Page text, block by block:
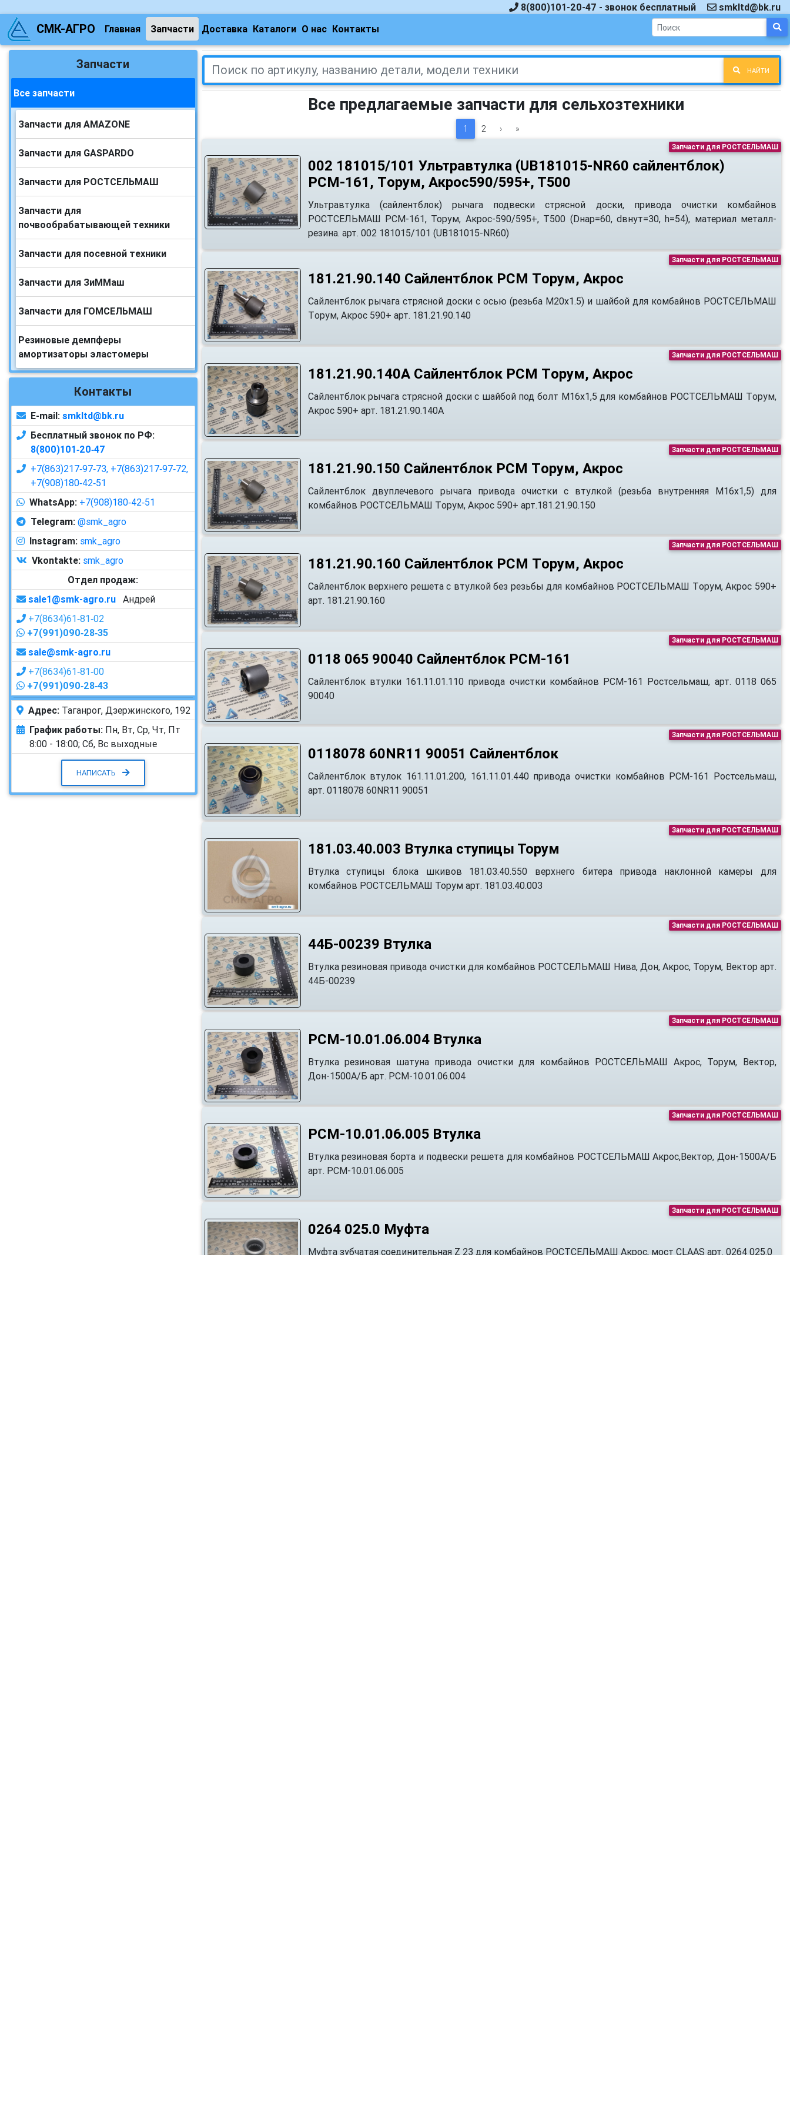
8(800)101-20-47 - звонок бесплатный smkltd@bk.ru
СМК-АГРО Главная Запчасти Доставка Каталоги О нас Контакты
Запчасти
Все запчасти
Запчасти для AMAZONE
Запчасти для GASPARDO
Запчасти для РОСТСЕЛЬМАШ
Запчасти для
почвообрабатывающей техники
Запчасти для посевной техники
Запчасти для ЗиММаш
Запчасти для ГОМСЕЛЬМАШ
Резиновые демпферы
амортизаторы эластомеры
Контакты
E-mail: smkltd@bk.ru
Бесплатный звонок по РФ:
8(800)101‑20‑47
+7(863)217‑97‑73, +7(863)217‑97‑72,
+7(908)180‑42‑51
WhatsApp: +7(908)180‑42‑51
Telegram: @smk_agro
Instagram: smk_agro
Vkontakte: smk_agro
Отдел продаж:
sale1@smk-agro.ru Андрей
+7(8634)61‑81‑02
+7(991)090‑28‑35
sale@smk-agro.ru
+7(8634)61‑81‑00
+7(991)090‑28‑43
Адрес: Таганрог, Дзержинского, 192
График работы: Пн, Вт, Ср, Чт, Пт
8:00 - 18:00; Сб, Вс выходные
НАПИСАТЬ
НАЙТИ
Все предлагаемые запчасти для сельхозтехники
1 2 › »
Запчасти для РОСТСЕЛЬМАШ
002 181015/101 Ультравтулка (UB181015-NR60 сайлентблок)
РСМ-161, Tорум, Акрос590/595+, Т500
Ультравтулка (сайлентблок) рычага подвески стрясной доски, привода очистки комбайнов
РОСТСЕЛЬМАШ РСМ-161, Торум, Акрос-590/595+, Т500 (Dнар=60, dвнут=30, h=54), материал металл-
резина. арт. 002 181015/101 (UB181015-NR60)
Запчасти для РОСТСЕЛЬМАШ
181.21.90.140 Сайлентблок РСМ Tорум, Акрос
Сайлентблок рычага стрясной доски с осью (резьба М20х1.5) и шайбой для комбайнов РОСТСЕЛЬМАШ
Tорум, Акрос 590+ арт. 181.21.90.140
Запчасти для РОСТСЕЛЬМАШ
181.21.90.140А Сайлентблок РСМ Tорум, Акрос
Сайлентблок рычага стрясной доски с шайбой под болт М16х1,5 для комбайнов РОСТСЕЛЬМАШ Tорум,
Акрос 590+ арт. 181.21.90.140А
Запчасти для РОСТСЕЛЬМАШ
181.21.90.150 Сайлентблок РСМ Tорум, Акрос
Сайлентблок двуплечевого рычага привода очистки с втулкой (резьба внутренняя М16х1,5) для
комбайнов РОСТСЕЛЬМАШ Tорум, Акрос 590+ арт.181.21.90.150
Запчасти для РОСТСЕЛЬМАШ
181.21.90.160 Сайлентблок РСМ Tорум, Акрос
Сайлентблок верхнего решета с втулкой без резьбы для комбайнов РОСТСЕЛЬМАШ Tорум, Акрос 590+
арт. 181.21.90.160
Запчасти для РОСТСЕЛЬМАШ
0118 065 90040 Сайлентблок РСМ-161
Сайлентблок втулки 161.11.01.110 привода очистки комбайнов РСМ-161 Ростсельмаш, арт. 0118 065
90040
Запчасти для РОСТСЕЛЬМАШ
0118078 60NR11 90051 Сайлентблок
Сайлентблок втулок 161.11.01.200, 161.11.01.440 привода очистки комбайнов РСМ-161 Ростсельмаш,
арт. 0118078 60NR11 90051
Запчасти для РОСТСЕЛЬМАШ
181.03.40.003 Втулка ступицы Торум
Втулка ступицы блока шкивов 181.03.40.550 верхнего битера привода наклонной камеры для
комбайнов РОСТСЕЛЬМАШ Торум арт. 181.03.40.003
Запчасти для РОСТСЕЛЬМАШ
44Б-00239 Втулка
Втулкa резиновая привода очистки для комбайнов РОСТСЕЛЬМАШ Нива, Дон, Акрос, Торум, Вектор арт.
44Б-00239
Запчасти для РОСТСЕЛЬМАШ
РСМ-10.01.06.004 Втулка
Втулка резиновая шатуна привода очистки для комбайнов РОСТСЕЛЬМАШ Акрос, Торум, Вектор,
Дон-1500А/Б арт. РСМ-10.01.06.004
Запчасти для РОСТСЕЛЬМАШ
РСМ-10.01.06.005 Втулка
Втулка резиновая борта и подвески решета для комбайнов РОСТСЕЛЬМАШ Акрос,Вектор, Дон-1500А/Б
арт. РСМ-10.01.06.005
Запчасти для РОСТСЕЛЬМАШ
0264 025.0 Муфта
Муфта зубчатая соединительная Z 23 для комбайнов РОСТСЕЛЬМАШ Акрос, мост CLAAS арт. 0264 025.0